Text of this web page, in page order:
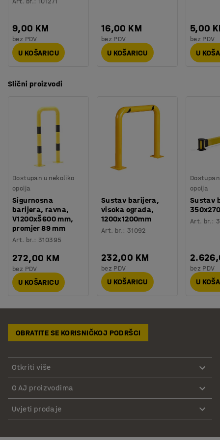
9,00 KM
bez PDV
U KOŠARICU
16,00 KM
bez PDV
U KOŠARICU
5,00
bez PDV
U
Slični proizvodi
Dostupan u nekoliko
opcija
Sigurnosna
barijera, ravna,
V1200xŠ600 mm,
promjer 89 mm
Art. br.:310395
272,00 KM
bez PDV
U KOŠARICU
Sustav barijera,
visoka ograda,
1200x1200mm
Art. br.: 31092
232,00 KM
bez PDV
U KOŠARICU
opcija
Sustav
Art. br.:
bez PDV
U
OBRATITE SE KORISNIČKOJ PODRŠCI
Otkriti više
O AJ proizvodima
Uvjeti prodaje